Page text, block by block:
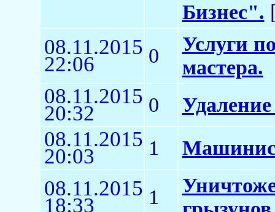
Бизнес".
08.11.2015
22:06 0
Услуги
мастера.
08.11.2015
20:32 0 Удаление
08.11.2015
20:03 1
08.11.2015
18:33 1